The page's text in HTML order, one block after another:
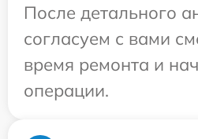
После детального
согласуем с вами
время ремонта и
операции.